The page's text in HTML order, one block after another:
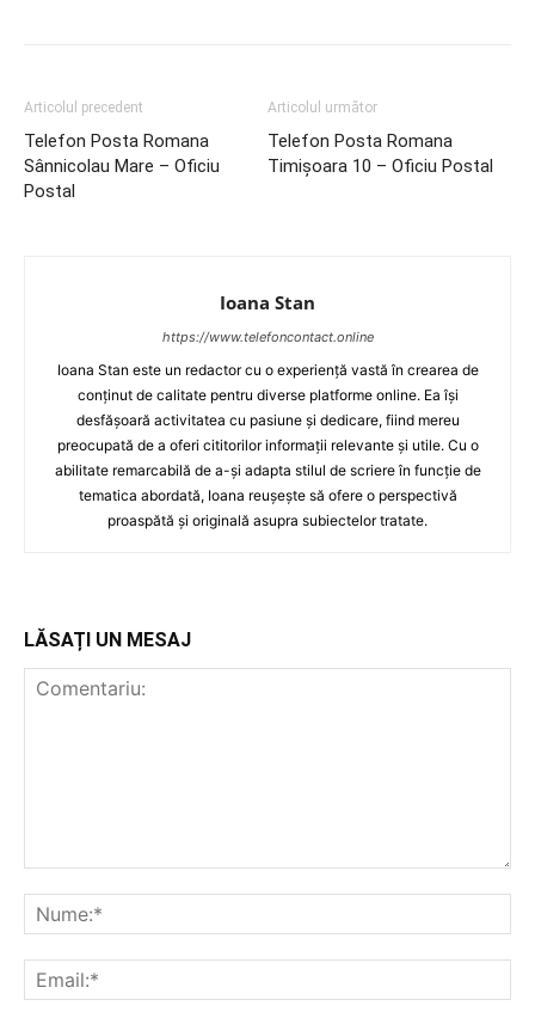
Articolul precedent
Telefon Posta Romana
Sânnicolau Mare – Oficiu
Postal
Articolul următor
Telefon Posta Romana
Timişoara 10 – Oficiu Postal
Ioana Stan
https://www.telefoncontact.online
Ioana Stan este un redactor cu o experiență vastă în crearea de
conținut de calitate pentru diverse platforme online. Ea își
desfășoară activitatea cu pasiune și dedicare, fiind mereu
preocupată de a oferi cititorilor informații relevante și utile. Cu o
abilitate remarcabilă de a-și adapta stilul de scriere în funcție de
tematica abordată, Ioana reușește să ofere o perspectivă
proaspătă și originală asupra subiectelor tratate.
LĂSAȚI UN MESAJ